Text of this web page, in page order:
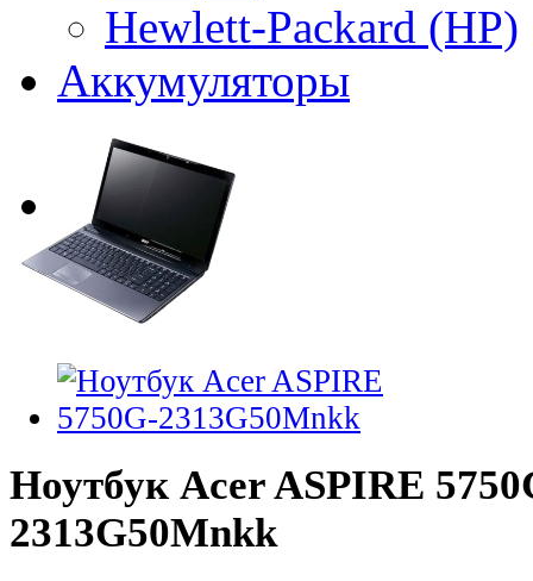
Hewlett-Packard (HP)
Аккумуляторы
Ноутбук Acer ASPIRE
2313G50Mnkk